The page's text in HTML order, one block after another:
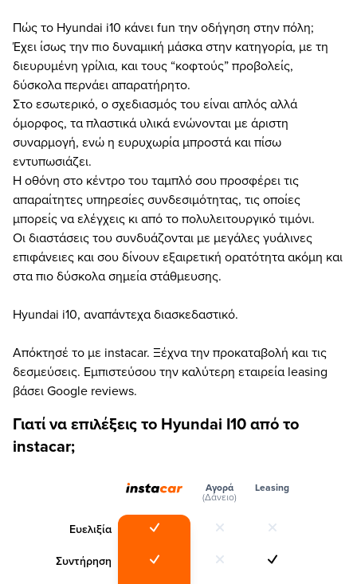
Πώς το Hyundai i10 κάνει fun την οδήγηση στην πόλη;
Έχει ίσως την πιο δυναμική μάσκα στην κατηγορία, με τη
διευρυμένη γρίλια, και τους “κοφτούς” προβολείς,
δύσκολα περνάει απαρατήρητο.
Στο εσωτερικό, ο σχεδιασμός του είναι απλός αλλά
όμορφος, τα πλαστικά υλικά ενώνονται με άριστη
συναρμογή, ενώ η ευρυχωρία μπροστά και πίσω
εντυπωσιάζει.
Η οθόνη στο κέντρο του ταμπλό σου προσφέρει τις
απαραίτητες υπηρεσίες συνδεσιμότητας, τις οποίες
μπορείς να ελέγχεις κι από το πολυλειτουργικό τιμόνι.
Οι διαστάσεις του συνδυάζονται με μεγάλες γυάλινες
επιφάνειες και σου δίνουν εξαιρετική ορατότητα ακόμη και
στα πιο δύσκολα σημεία στάθμευσης.
Hyundai i10, αναπάντεχα διασκεδαστικό.
Απόκτησέ το με instacar. Ξέχνα την προκαταβολή και τις
δεσμεύσεις. Εμπιστεύσου την καλύτερη εταιρεία leasing
βάσει Google reviews.
Γιατί να επιλέξεις το Hyundai I10 από το
instacar;
Ευελιξία
Συντήρηση
Αγορά
(Δάνειο)
Leasing